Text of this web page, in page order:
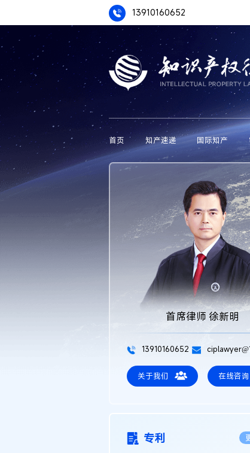
13910160652
首页 知产速递 国际知产
首席律师 徐新明
13910160652
关于我们 在线咨询
专利